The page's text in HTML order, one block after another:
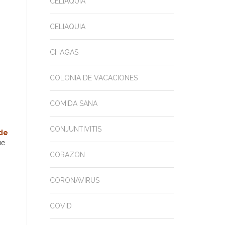
CELIAQUIA
CHAGAS
COLONIA DE VACACIONES
COMIDA SANA
CONJUNTIVITIS
CORAZON
CORONAVIRUS
COVID